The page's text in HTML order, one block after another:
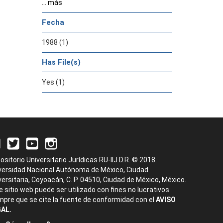
... más
Fecha
1988 (1)
Has File(s)
Yes (1)
Universitario Jurídicas RU-IIJ D.R. © 2018.
Nacional Autónoma de México, Ciudad
Coyoacán, C. P. 04510, Ciudad de México, México.
sitio web puede ser utilizado con fines no lucrativos
que se cite la fuente de conformidad con el AVISO